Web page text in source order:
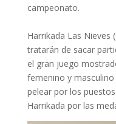
campeonato.
Harrikada Las Nieves
tratarán de sacar
el gran juego
femenino y
pelear por los
Harrikada por las